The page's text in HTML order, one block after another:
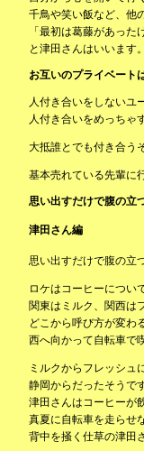
千鳥や笑い飯など、他
「最初は葛藤があった
と津田さんはいいます。
お互いのプライベート
人付き合いをしないユ
人付き合いをめっちゃ
大抵誰とでも付き合う
基本売れている先輩に
思い出すだけで腹の立
津田さん編
思い出すだけで腹の立
ロケはコーヒーについ
関東はミルク、関西は
どこから呼び方が変わ
西へ向かって自転車で
ミルクからフレッシュ
静岡からだったそうで
津田さんはコーヒーが
真夏に自転車を走らせ
背中を掻く仕草の津田